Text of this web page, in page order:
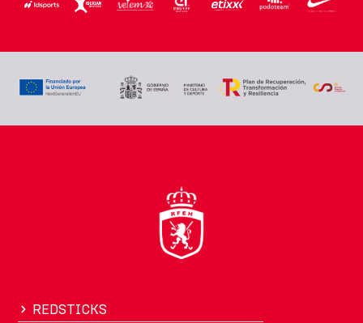
REDSTICKS